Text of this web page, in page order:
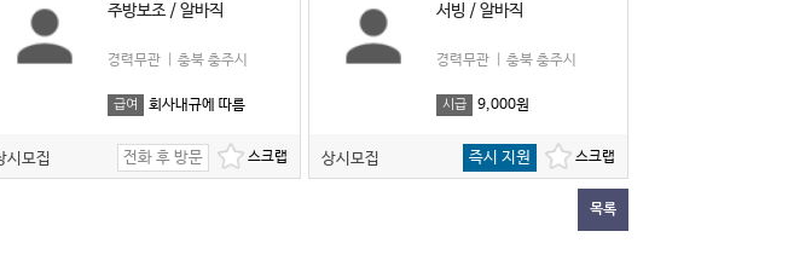
주방보조 / 알바직
경력무관 충북 충주시
급여 회사내규에 따름
시모집 전화 후 방문
서빙 / 알바직
경력무관 충북 충주시
시급 9,000원
상시모집 즉시 지원
목록